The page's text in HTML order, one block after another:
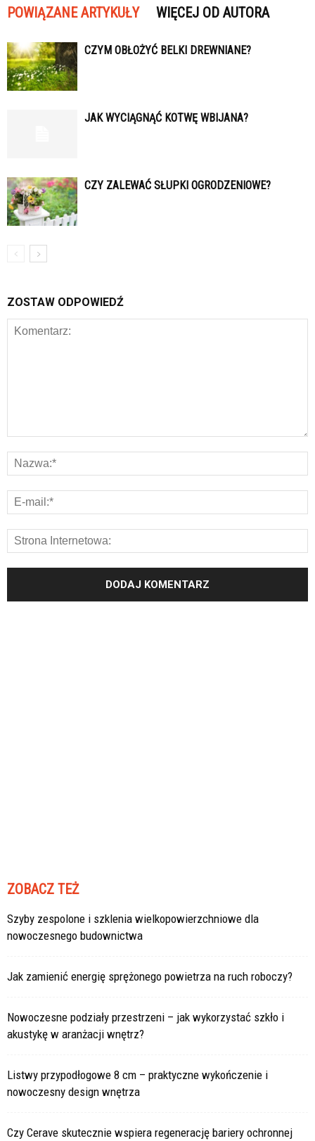
POWIĄZANE ARTYKUŁY WIĘCEJ OD AUTORA
CZYM OBŁOŻYĆ BELKI DREWNIANE?
JAK WYCIĄGNĄĆ KOTWĘ WBIJANA?
CZY ZALEWAĆ SŁUPKI OGRODZENIOWE?
ZOSTAW ODPOWIEDŹ
ZOBACZ TEŻ
Szyby zespolone i szklenia wielkopowierzchniowe dla
nowoczesnego budownictwa
Jak zamienić energię sprężonego powietrza na ruch roboczy?
Nowoczesne podziały przestrzeni – jak wykorzystać szkło i
akustykę w aranżacji wnętrz?
Listwy przypodłogowe 8 cm – praktyczne wykończenie i
nowoczesny design wnętrza
Czy Cerave skutecznie wspiera regenerację bariery ochronnej